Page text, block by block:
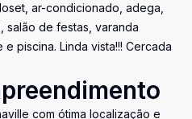
ar-condicionado, adega,
salão de festas, varanda
piscina. Linda vista!!! Cercada
com ótima localização e